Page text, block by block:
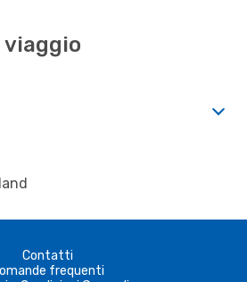
Contatti
frequenti